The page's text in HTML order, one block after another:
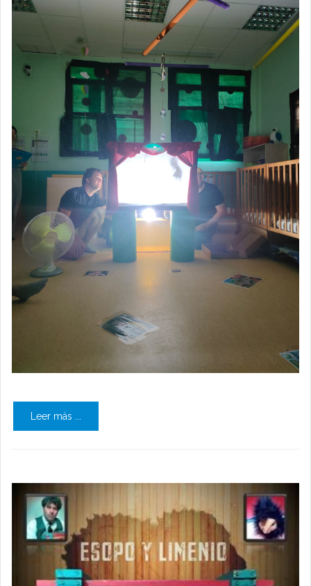
Leer más ...